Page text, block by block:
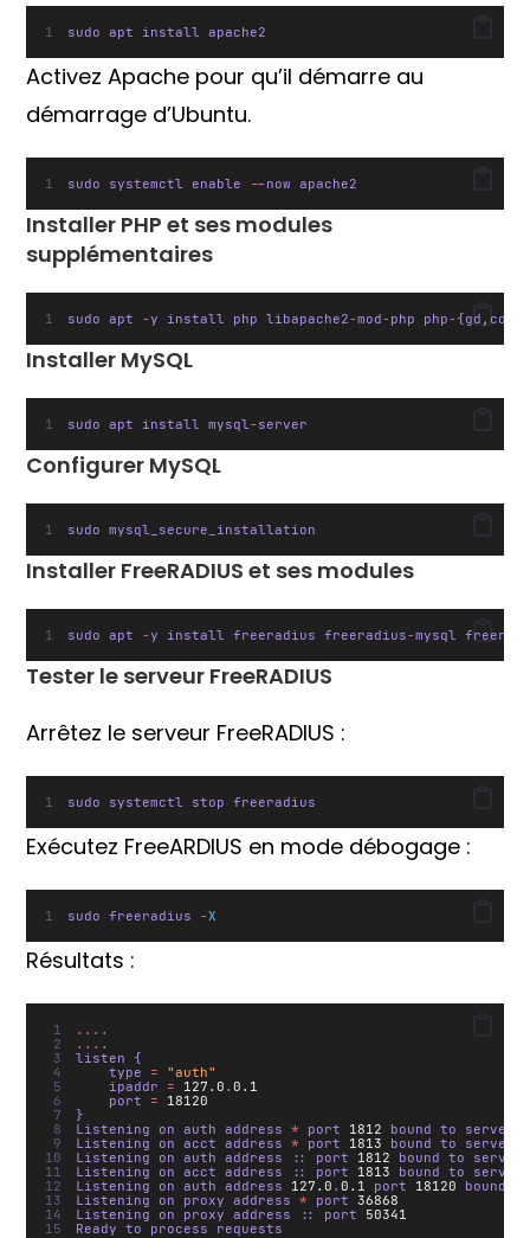
sudo apt install apache2
Activez Apache pour qu’il démarre au
démarrage d’Ubuntu.
sudo systemctl enable -- now apache2
Installer PHP et ses modules
supplémentaires
sudo apt -y install php libapache2-mod- php php-{gd ,
Installer MySQL
sudo apt install mysql- server
Configurer MySQL
sudo mysql_secure_installation
Installer FreeRADIUS et ses modules
sudo apt -y install freeradius freeradius-mysql
Tester le serveur FreeRADIUS
Arrêtez le serveur FreeRADIUS :
sudo systemctl stop freeradius
Exécutez FreeARDIUS en mode débogage :
sudo freeradius -X
Résultats :
... .
... .
listen {
  	type
=
"auth"
  	ipaddr
= 127.0 . 0.1
  	port
=
18120
}
Listening on auth address * port 1812 bound to server
Listening on acct address * port 1813 bound to server
Listening on auth address
:: port 1812 bound to server
Listening on acct address
:: port 1813 bound to server
Listening on auth address 127.0 . 0.1 port 18120 bound
Listening on proxy address * port 36868
Listening on proxy address
:: port 50341
Ready to process requests